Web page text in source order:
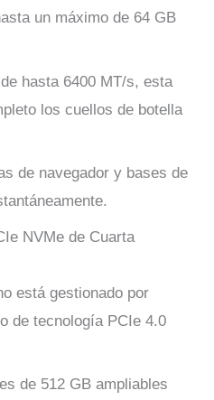
un máximo de 64 GB
hasta 6400 MT/s, esta
los cuellos de botella
de navegador y bases de
NVMe de Cuarta
está gestionado por
de tecnología PCIe 4.0
de 512 GB ampliables